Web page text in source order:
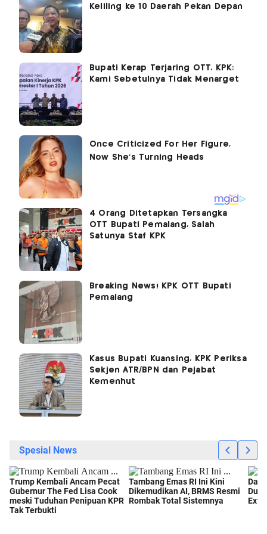
Keliling ke 10 Daerah Pekan Depan
Bupati Kerap Terjaring OTT, KPK:
Kami Sebetulnya Tidak Menarget
4 Orang Ditetapkan Tersangka
OTT Bupati Pemalang, Salah
Satunya Staf KPK
Breaking News! KPK OTT Bupati
Pemalang
Kasus Bupati Kuansing, KPK Periksa
Sekjen ATR/BPN dan Pejabat
Kemenhut